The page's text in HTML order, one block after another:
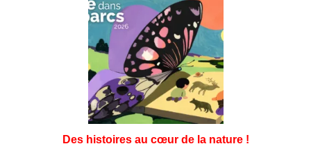
Des histoires au cœur de la nature !